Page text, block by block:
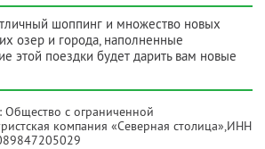
шоппинг и множество новых
озер и города, наполненные
этой поездки будет дарить вам новые
Общество с ограниченной
компания «Северная столица»,ИНН